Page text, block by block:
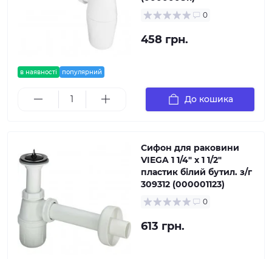
в наявності популярний
0
458 грн.
До кошика
Сифон для раковини
VIEGA 1 1/4″ x 1 1/2″
пластик білий бутил. з/г
309312 (000001123)
0
613 грн.